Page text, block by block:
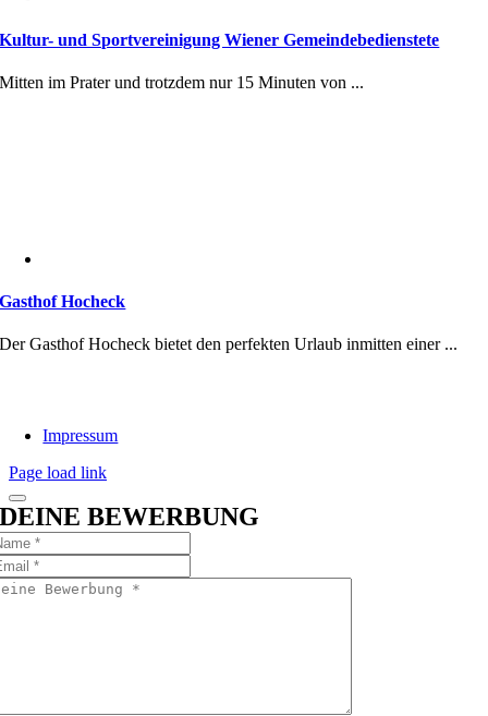
Kultur- und Sportvereinigung Wiener Gemeindebedienstete
Mitten im Prater und trotzdem nur 15 Minuten von ...
Gasthof Hocheck
Der Gasthof Hocheck bietet den perfekten Urlaub inmitten einer ...
Impressum
Page load link
DEINE BEWERBUNG